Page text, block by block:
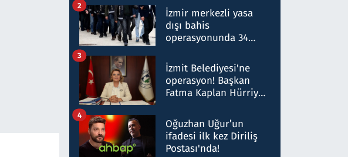
hakkında gözaltı kararı
İzmir merkezli yasa
dışı bahis
operasyonunda 34
Milyar liralık para
trafiği tespit edildi
2
İzmit Belediyesi'ne
operasyon! Başkan
Fatma Kaplan Hürriyet
3
Oğuzhan Uğur’un
ifadesi ilk kez Diriliş
Postası'nda!
4